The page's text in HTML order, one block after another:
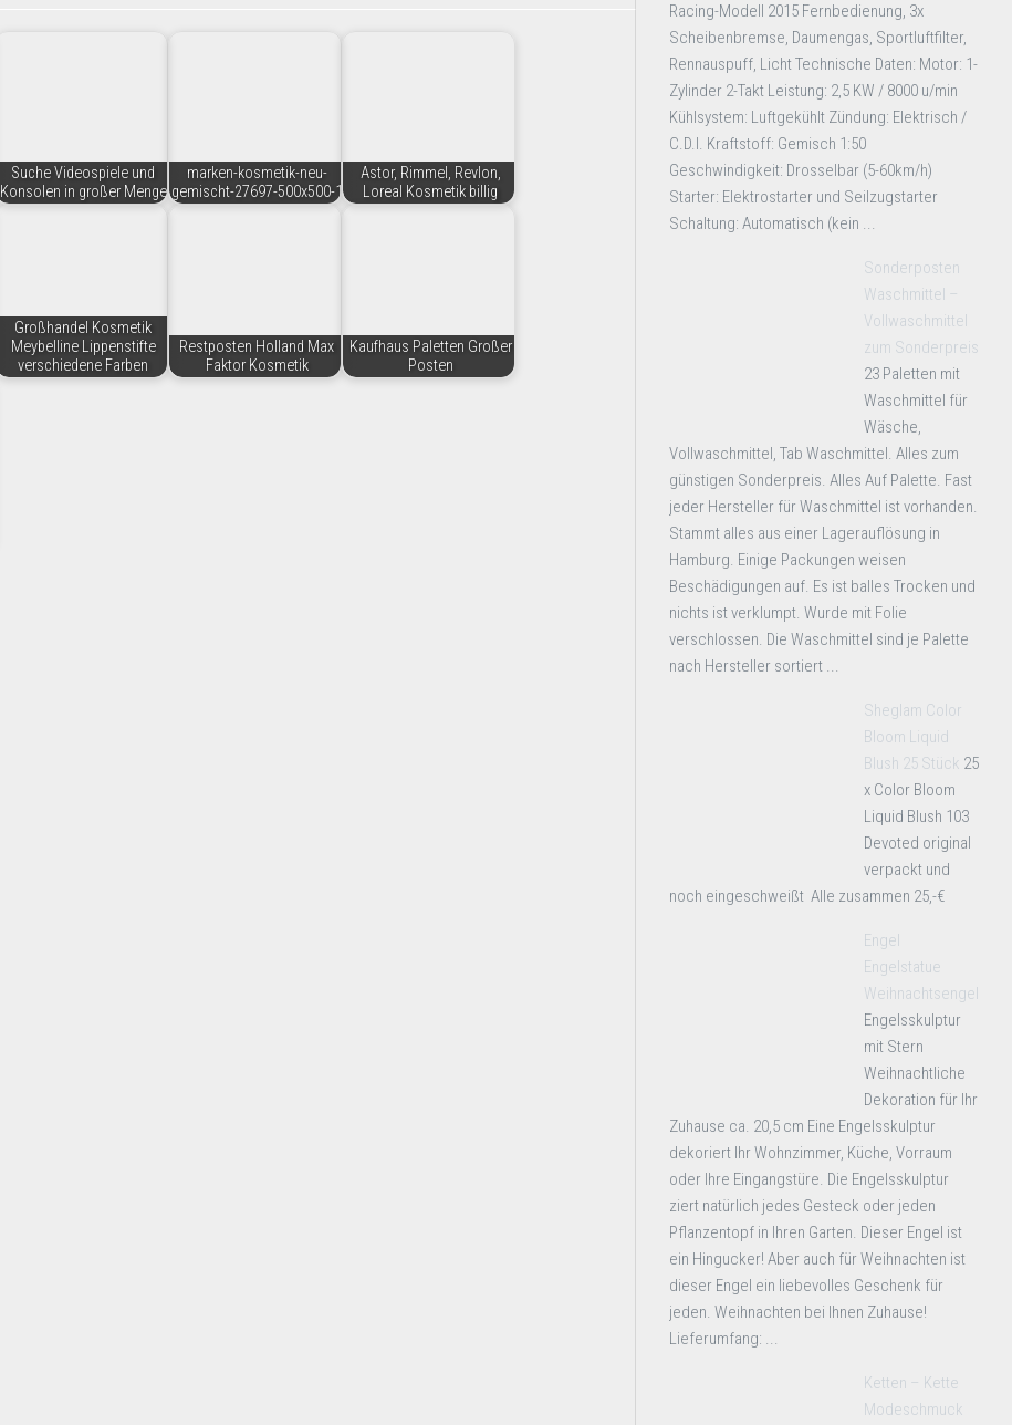
Suche Videospiele und
Konsolen in großer Menge
marken-kosmetik-neu-
gemischt-27697-500x500-1
Astor, Rimmel, Revlon,
Loreal Kosmetik billig
Großhandel Kosmetik
Meybelline Lippenstifte
verschiedene Farben
Restposten Holland Max
Faktor Kosmetik
Kaufhaus Paletten Großer
Posten
Racing-Modell 2015 Fernbedienung, 3x
Scheibenbremse, Daumengas, Sportluftfilter,
Rennauspuff, Licht Technische Daten: Motor: 1-
Zylinder 2-Takt Leistung: 2,5 KW / 8000 u/min
Kühlsystem: Luftgekühlt Zündung: Elektrisch /
C.D.I. Kraftstoff: Gemisch 1:50
Geschwindigkeit: Drosselbar (5-60km/h)
Starter: Elektrostarter und Seilzugstarter
Schaltung: Automatisch (kein ...
Sonderposten
Waschmittel –
Vollwaschmittel
zum Sonderpreis
23 Paletten mit
Waschmittel für
Wäsche,
Vollwaschmittel, Tab Waschmittel. Alles zum
günstigen Sonderpreis. Alles Auf Palette. Fast
jeder Hersteller für Waschmittel ist vorhanden.
Stammt alles aus einer Lagerauflösung in
Hamburg. Einige Packungen weisen
Beschädigungen auf. Es ist balles Trocken und
nichts ist verklumpt. Wurde mit Folie
verschlossen. Die Waschmittel sind je Palette
nach Hersteller sortiert ...
Sheglam Color
Bloom Liquid
Blush 25 Stück 25
x Color Bloom
Liquid Blush 103
Devoted original
verpackt und
noch eingeschweißt Alle zusammen 25,-€
Engel
Engelstatue
Weihnachtsengel
Engelsskulptur
mit Stern
Weihnachtliche
Dekoration für Ihr
Zuhause ca. 20,5 cm Eine Engelsskulptur
dekoriert Ihr Wohnzimmer, Küche, Vorraum
oder Ihre Eingangstüre. Die Engelsskulptur
ziert natürlich jedes Gesteck oder jeden
Pflanzentopf in Ihren Garten. Dieser Engel ist
ein Hingucker! Aber auch für Weihnachten ist
dieser Engel ein liebevolles Geschenk für
jeden. Weihnachten bei Ihnen Zuhause!
Lieferumfang: ...
Ketten – Kette
Modeschmuck